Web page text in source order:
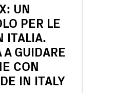
UN
PER LE
ITALIA.
GUIDARE
CON
IN ITALY